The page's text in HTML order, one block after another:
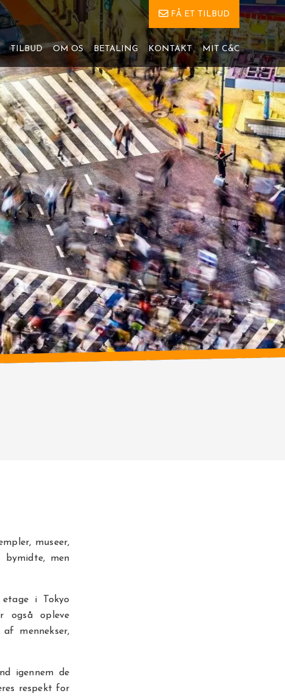
FÅ ET TILBUD
TILBUD OM OS BETALING KONTAKT MIT C&C
museer,
bymidte, men
i Tokyo
også opleve
mennekser,
igennem de
respekt for